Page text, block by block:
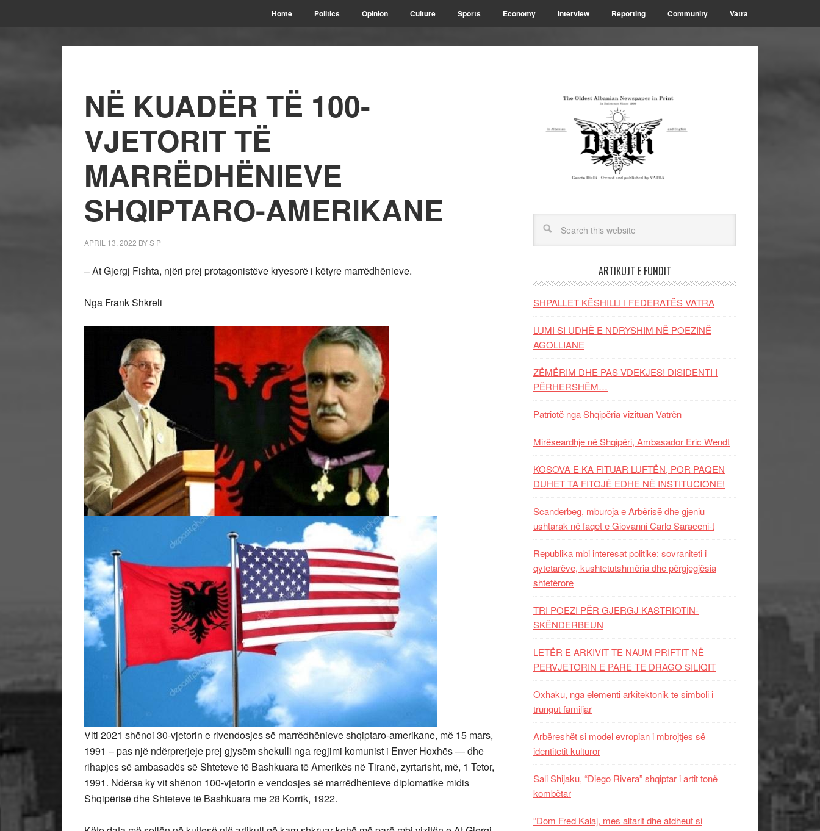
Home Politics Opinion Culture Sports Economy Interview Reporting Community Vatra
NË KUADËR TË 100-
VJETORIT TË
MARRËDHËNIEVE
SHQIPTARO-AMERIKANE
APRIL 13, 2022 BYS P
– At Gjergj Fishta, njëri prej protagonistëve kryesorë i këtyre marrëdhënieve.
Nga Frank Shkreli
Viti 2021 shënoi 30-vjetorin e rivendosjes së marrëdhënieve shqiptaro-amerikane, më 15 mars,
1991 – pas një ndërprerjeje prej gjysëm shekulli nga regjimi komunist i Enver Hoxhës — dhe
rihapjes së ambasadës së Shteteve të Bashkuara të Amerikës në Tiranë, zyrtarisht, më, 1 Tetor,
1991. Ndërsa ky vit shënon 100-vjetorin e vendosjes së marrëdhënieve diplomatike midis
Shqipërisë dhe Shteteve të Bashkuara me 28 Korrik, 1922.
ARTIKUJT E FUNDIT
SHPALLET KËSHILLI I FEDERATËS VATRA
LUMI SI UDHË E NDRYSHIM NË POEZINË
AGOLLIANE
ZËMËRIM DHE PAS VDEKJES! DISIDENTI I
PËRHERSHËM…
Patriotë nga Shqipëria vizituan Vatrën
Mirëseardhje në Shqipëri, Ambasador Eric Wendt
KOSOVA E KA FITUAR LUFTËN, POR PAQEN
DUHET TA FITOJË EDHE NË INSTITUCIONE!
Scanderbeg, mburoja e Arbërisë dhe gjeniu
ushtarak në faqet e Giovanni Carlo Saraceni-t
Republika mbi interesat politike: sovraniteti i
qytetarëve, kushtetutshmëria dhe përgjegjësia
shtetërore
TRI POEZI PËR GJERGJ KASTRIOTIN-
SKËNDERBEUN
LETËR E ARKIVIT TE NAUM PRIFTIT NË
PERVJETORIN E PARE TE DRAGO SILIQIT
Oxhaku, nga elementi arkitektonik te simboli i
trungut familjar
Arbëreshët si model evropian i mbrojtjes së
identitetit kulturor
Sali Shijaku, “Diego Rivera” shqiptar i artit tonë
kombëtar
“Dom Fred Kalaj, mes altarit dhe atdheut si